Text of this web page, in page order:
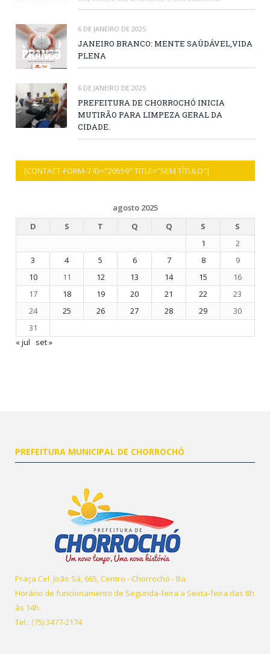
6 DE JANEIRO DE 2025
JANEIRO BRANCO: MENTE SAÚDÁVEL,VIDA
PLENA
6 DE JANEIRO DE 2025
PREFEITURA DE CHORROCHÓ INICIA
MUTIRÃO PARA LIMPEZA GERAL DA
CIDADE.
[CONTACT-FORM-7 ID="20559" TITLE="SEM TÍTULO"]
agosto 2025
D
S T Q Q S
S
1
2
3
4 5 6 7 8
9
10
11 12 13 14 15
16
17
18 19 20 21 22
23
24
25 26 27 28 29
30
31
« jul
set »
PREFEITURA MUNICIPAL DE CHORROCHÓ
Praça Cel. João Sá, 665, Centro - Chorrochó - Ba.
Horário de funcionamento de Segunda-feira a Sexta-feira das 8h
às 14h.
Tel.: (75) 3477-2174